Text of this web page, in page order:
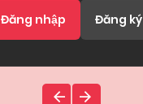
Đăng nhập Đăng ký